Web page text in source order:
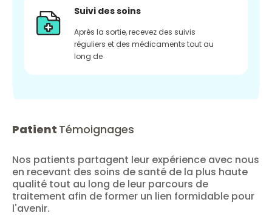
Suivi des soins
Après la sortie, recevez des suivis
réguliers et des médicaments tout au
long de
Patient Témoignages
Nos patients partagent leur expérience avec nous
en recevant des soins de santé de la plus haute
qualité tout au long de leur parcours de
traitement afin de former un lien formidable pour
l'avenir.